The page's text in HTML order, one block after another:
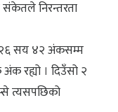
निरन्तरता
सय ४२ अंकसम्म
रह्यो । दिउँसो २
त्यसपछिको